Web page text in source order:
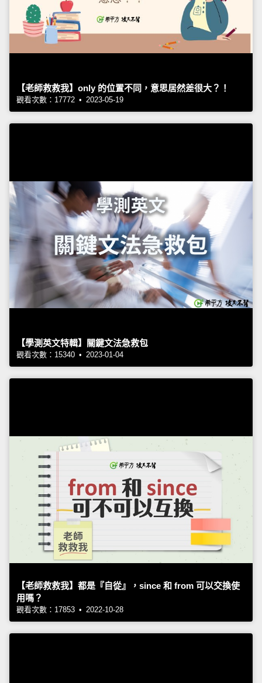
【老師救救我】only 的位置不同，意思居然差很大？！
觀看次數：17772 • 2023-05-19
【學測英文特輯】關鍵文法急救包
觀看次數：15340 • 2023-01-04
【老師救救我】都是『自從』，since 和 from 可以交換使
用嗎？
觀看次數：17853 • 2022-10-28